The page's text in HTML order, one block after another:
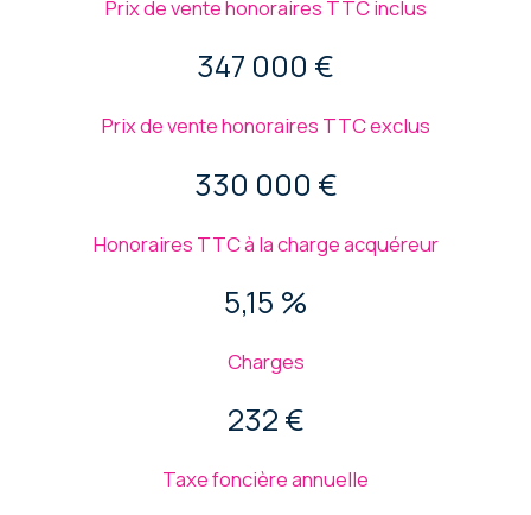
Prix de vente honoraires TTC inclus
347 000 €
Prix de vente honoraires TTC exclus
330 000 €
Honoraires TTC à la charge acquéreur
5,15 %
Charges
232 €
Taxe foncière annuelle